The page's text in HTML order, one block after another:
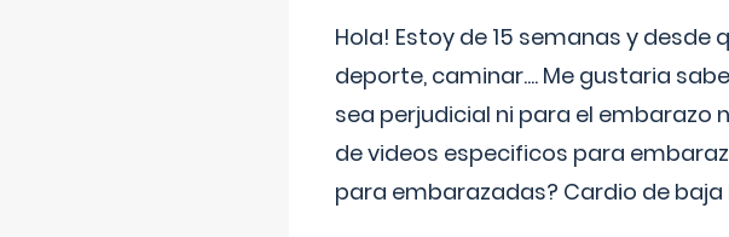
Hola! Estoy de 15 semanas y
deporte, caminar.... Me gustaria
sea perjudicial ni para el embarazo
de videos especificos para
para embarazadas? Cardio de